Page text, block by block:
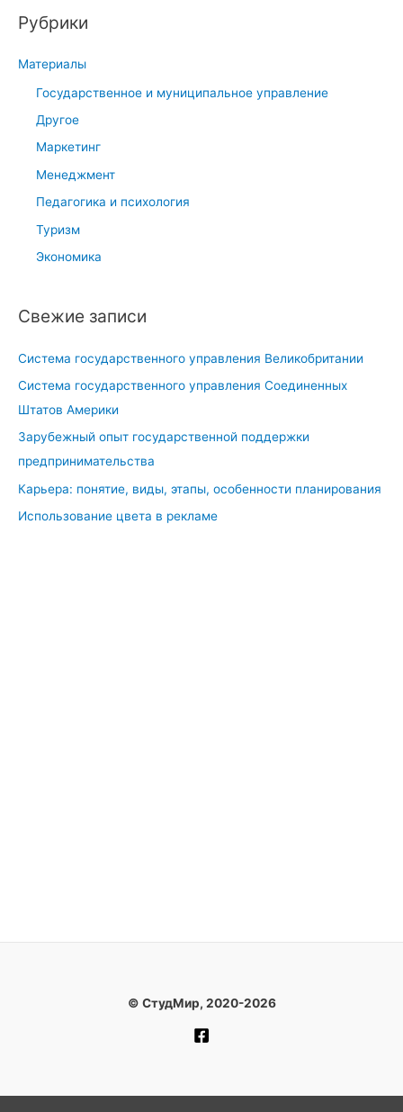
с
:
Рубрики
Материалы
Государственное и муниципальное управление
Другое
Маркетинг
Менеджмент
Педагогика и психология
Туризм
Экономика
Свежие записи
Система государственного управления Великобритании
Система государственного управления Соединенных
Штатов Америки
Зарубежный опыт государственной поддержки
предпринимательства
Карьера: понятие, виды, этапы, особенности планирования
Использование цвета в рекламе
© СтудМир, 2020-2026